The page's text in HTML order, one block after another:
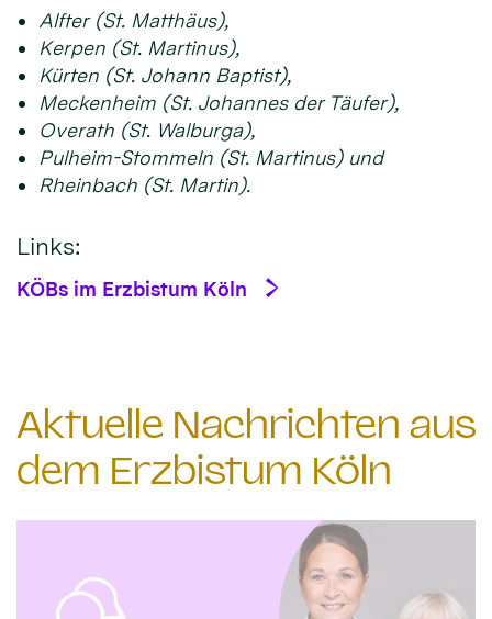
Alfter (St. Matthäus),
Kerpen (St. Martinus),
Kürten (St. Johann Baptist),
Meckenheim (St. Johannes der Täufer),
Overath (St. Walburga),
Pulheim-Stommeln (St. Martinus) und
Rheinbach (St. Martin).
Links:
KÖBs im Erzbistum Köln
Aktuelle Nachrichten aus
dem Erzbistum Köln